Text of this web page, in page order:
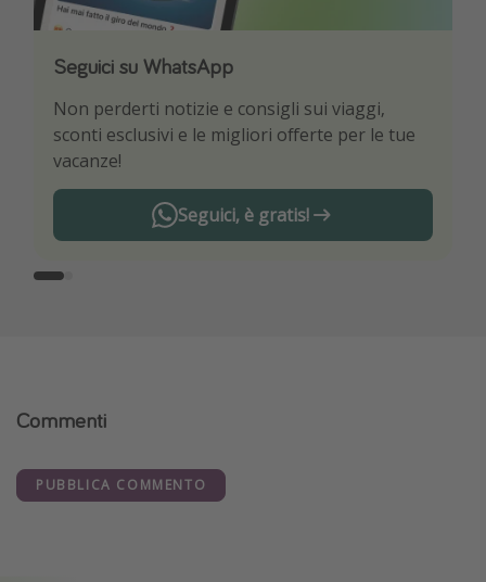
Seguici su WhatsApp
Non perderti notizie e consigli sui viaggi,
sconti esclusivi e le migliori offerte per le tue
vacanze!
Seguici, è gratis!
Scarica la nostra App
Sii il primo a conoscere le migliori offerte di
viaggio
Commenti
PUBBLICA COMMENTO